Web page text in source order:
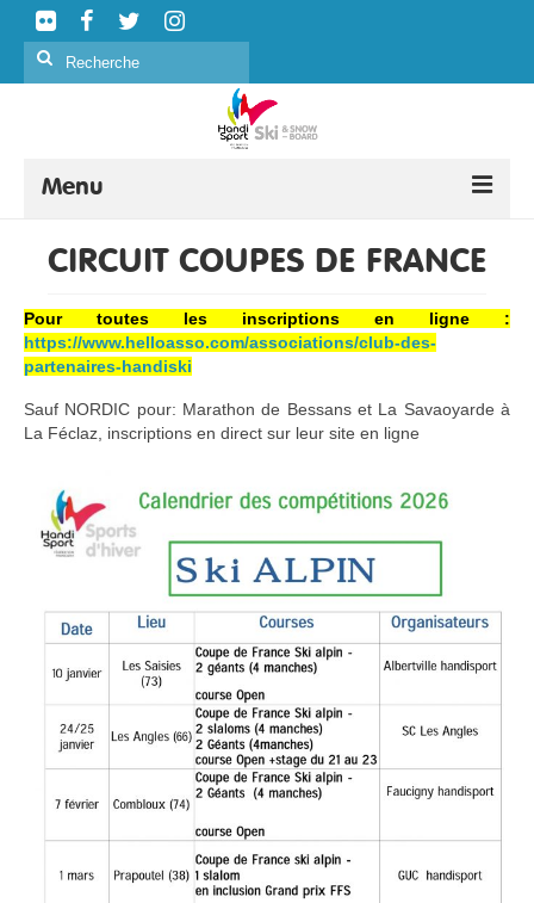
Rechercher
Menu
SKI ALPIN
SNOWBOARD
FORMATION
ÉVÉNEMENTS
CLASSIFICATION
CIRCUIT COUPES DE FRANCE
Pour toutes les inscriptions en ligne :
https://www.helloasso.com/associations/club-des-
partenaires-handiski
Sauf NORDIC pour: Marathon de Bessans et La Savaoyarde à
La Féclaz, inscriptions en direct sur leur site en ligne